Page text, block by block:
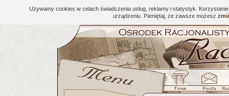
Używamy cookies w celach świadczenia usług, reklamy i statystyk.
urządzeniu. Pamiętaj, że zawsze możesz